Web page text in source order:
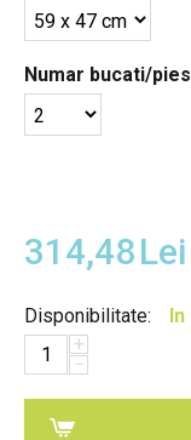
Numar bucati/
314,48Lei
Disponibilitate:
+
−